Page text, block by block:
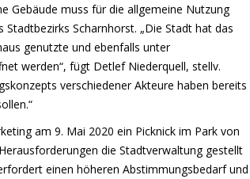
Gebäude muss für die allgemeine Nutzung
Scharnhorst. „Die Stadt hat das
genutzte und ebenfalls unter
werden“, fügt Detlef Niederquell, stellv.
verschiedener Akteure haben bereits
am 9. Mai 2020 ein Picknick im Park von
die Stadtverwaltung gestellt
einen höheren Abstimmungsbedarf und